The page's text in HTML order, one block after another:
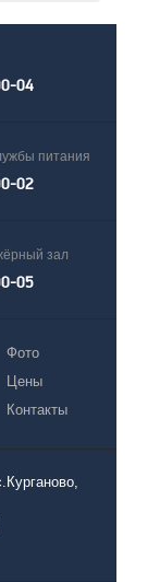
04
питания
02
зал
05
Фото
Цены
Контакты